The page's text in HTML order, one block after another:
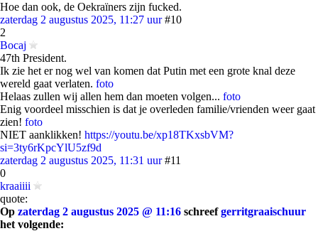
Hoe dan ook, de Oekraïners zijn fucked.
zaterdag 2 augustus 2025, 11:27 uur #10
2
Bocaj
47th President.
Ik zie het er nog wel van komen dat Putin met een grote knal deze
wereld gaat verlaten. foto
Helaas zullen wij allen hem dan moeten volgen... foto
Enig voordeel misschien is dat je overleden familie/vrienden weer gaat
zien! foto
NIET aanklikken! https://youtu.be/xp18TKxsbVM?
si=3ty6rKpcYlU5zf9d
zaterdag 2 augustus 2025, 11:31 uur #11
0
kraaiiii
quote:
Op zaterdag 2 augustus 2025 @ 11:16 schreefgerritgraaischuur
het volgende: